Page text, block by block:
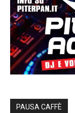
PAUSA CAFFÈ